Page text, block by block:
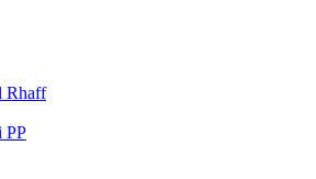
Rhaff
PP